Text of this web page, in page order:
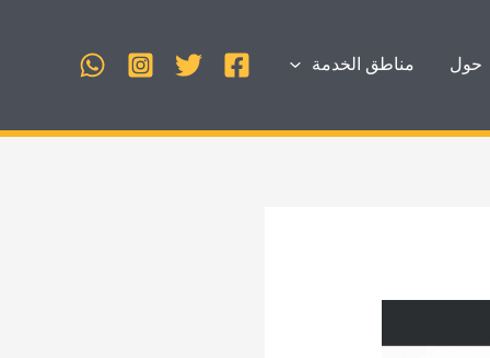
حول مناطق الخدمة